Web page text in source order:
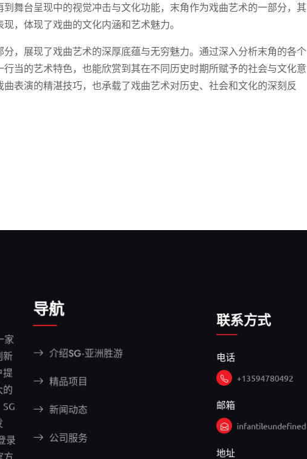
舞台呈现中的视觉冲击与文化功能，末角作为戏曲艺术的一部分，其
，体现了戏曲的文化内涵和艺术魅力。
，展现了戏曲艺术的深厚底蕴与无穷魅力。通过深入分析末角的各个
当的艺术特色，也能欣赏到其在不同历史时期所赋予的社会与文化意
表演的精湛技巧，也承载了戏曲艺术对历史、社会和文化的深刻反
家
新
提
的
录
方
导航
介绍SG·亚洲胜游
精品项目
新闻动态
公司服务
联系方式
电话
+13594780492
邮箱
infantileundefined